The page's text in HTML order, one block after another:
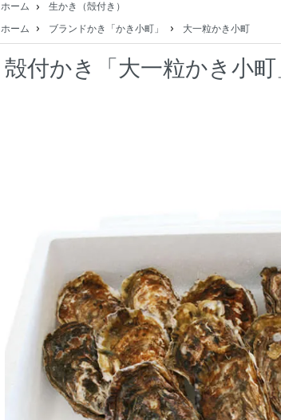
ホーム
生かき（殻付き）
ホーム
ブランドかき「かき小町」 大一粒かき小町
殻付かき「大一粒かき小町